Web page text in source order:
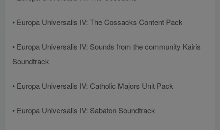
• Europa Universalis IV: The Cossacks Content Pack
• Europa Universalis IV: Sounds from the community Kairis
Soundtrack
• Europa Universalis IV: Catholic Majors Unit Pack
• Europa Universalis IV: Sabaton Soundtrack